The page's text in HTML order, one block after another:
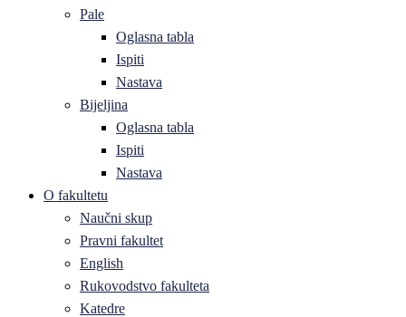
Pale
Oglasna tabla
Ispiti
Nastava
Bijeljina
Oglasna tabla
Ispiti
Nastava
O fakultetu
Naučni skup
Pravni fakultet
English
Rukovodstvo fakulteta
Katedre